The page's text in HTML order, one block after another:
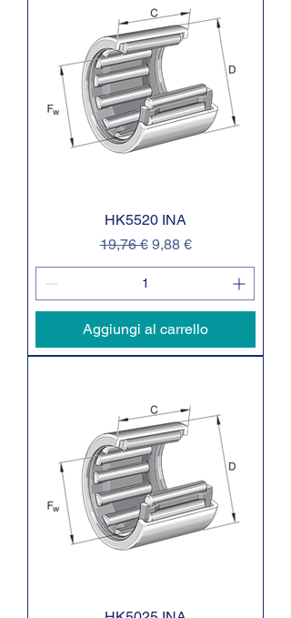
HK5520 INA
Prezzo regolare
19,76 € Prezzo scontato
9,88 €
Aggiungi al carrello